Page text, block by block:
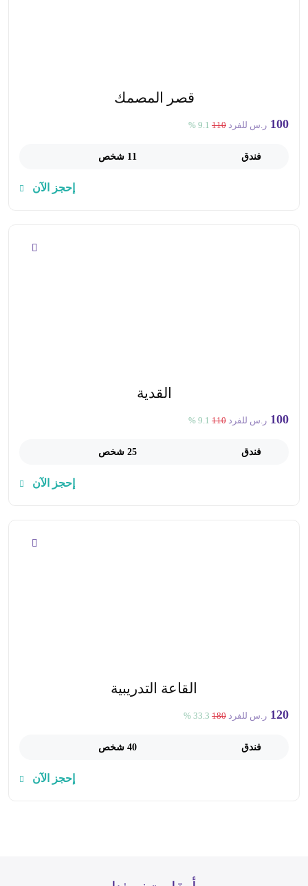
قصر المصمك
100 ر.س للفرد 110
9.1 %
فندق 11 شخص
إحجز الآن
القدية
100 ر.س للفرد 110
9.1 %
فندق 25 شخص
إحجز الآن
القاعة التدريبية
120 ر.س للفرد 180
33.3 %
فندق 40 شخص
إحجز الآن